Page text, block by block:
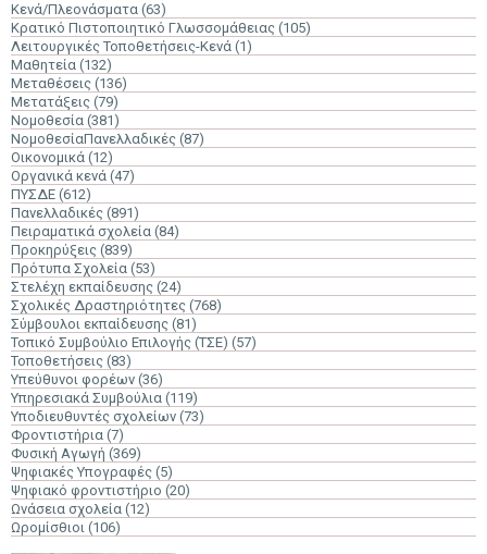
Κενά/Πλεονάσματα (63)
Κρατικό Πιστοποιητικό Γλωσσομάθειας (105)
Λειτουργικές Τοποθετήσεις-Κενά (1)
Μαθητεία (132)
Μεταθέσεις (136)
Μετατάξεις (79)
Νομοθεσία (381)
ΝομοθεσίαΠανελλαδικές (87)
Οικονομικά (12)
Οργανικά κενά (47)
ΠΥΣΔΕ (612)
Πανελλαδικές (891)
Πειραματικά σχολεία (84)
Προκηρύξεις (839)
Πρότυπα Σχολεία (53)
Στελέχη εκπαίδευσης (24)
Σχολικές Δραστηριότητες (768)
Σύμβουλοι εκπαίδευσης (81)
Τοπικό Συμβούλιο Επιλογής (ΤΣΕ) (57)
Τοποθετήσεις (83)
Υπεύθυνοι φορέων (36)
Υπηρεσιακά Συμβούλια (119)
Υποδιευθυντές σχολείων (73)
Φροντιστήρια (7)
Φυσική Αγωγή (369)
Ψηφιακές Υπογραφές (5)
Ψηφιακό φροντιστήριο (20)
Ωνάσεια σχολεία (12)
Ωρομίσθιοι (106)